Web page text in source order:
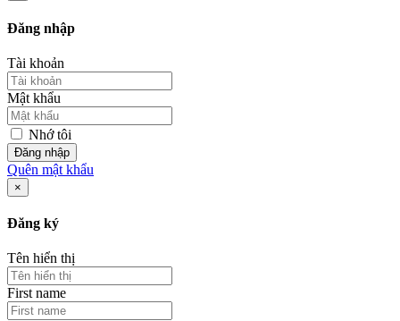
Đăng nhập
Tài khoản
Mật khẩu
Nhớ tôi
Đăng nhập
Quên mật khẩu
×
Đăng ký
Tên hiển thị
First name